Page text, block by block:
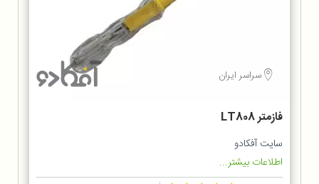
سراسر ایران
فازمتر LT808
سایت آفکادو
اطلاعات بیشتر...